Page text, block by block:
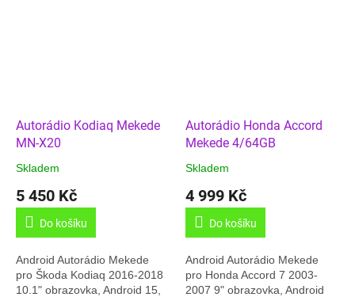
Autorádio Kodiaq Mekede
MN-X20
Skladem
5 450 Kč
Do košíku
Android Autorádio Mekede
pro Škoda Kodiaq 2016-2018
10.1" obrazovka, Android 15,
Autorádio Honda Accord
Mekede 4/64GB
Skladem
4 999 Kč
Do košíku
Android Autorádio Mekede
pro Honda Accord 7 2003-
2007 9" obrazovka, Android